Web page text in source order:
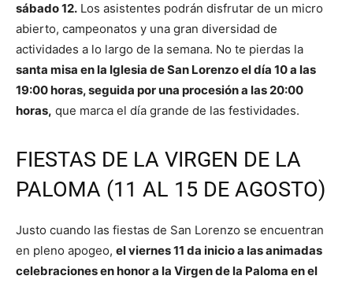
sábado 12. Los asistentes podrán disfrutar de un micro
abierto, campeonatos y una gran diversidad de
actividades a lo largo de la semana. No te pierdas la
santa misa en la Iglesia de San Lorenzo el día 10 a las
19:00 horas, seguida por una procesión a las 20:00
horas, que marca el día grande de las festividades.
FIESTAS DE LA VIRGEN DE LA
PALOMA (11 AL 15 DE AGOSTO)
Justo cuando las fiestas de San Lorenzo se encuentran
en pleno apogeo, el viernes 11 da inicio a las animadas
celebraciones en honor a la Virgen de la Paloma en el